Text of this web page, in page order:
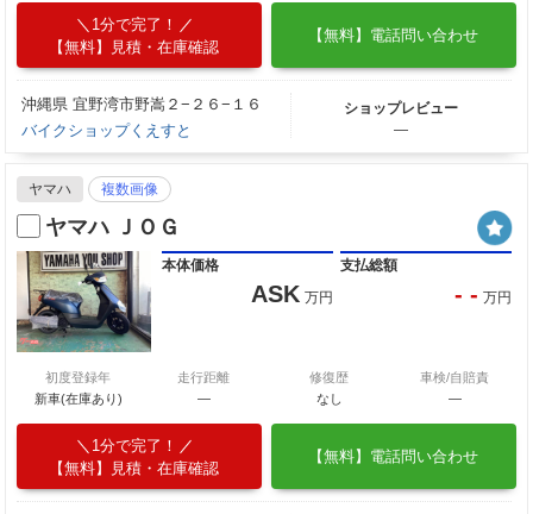
1分で完了！
【無料】見積・在庫確認
【無料】電話問い合わせ
沖縄県 宜野湾市野嵩２−２６−１６
バイクショップくえすと
ショップレビュー
―
ヤマハ 複数画像
ヤマハ ＪＯＧ
本体価格
ASK 万円
支払総額
- - 万円
初度登録年
新車(在庫あり)
走行距離
―
修復歴
なし
車検/自賠責
―
1分で完了！
【無料】見積・在庫確認
【無料】電話問い合わせ